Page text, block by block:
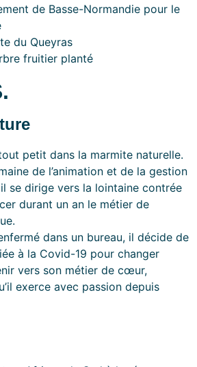
de Basse-Normandie pour le
du Queyras
fruitier planté
petit dans la marmite naturelle.
de l’animation et de la gestion
il se dirige vers la lointaine contrée
durant un an le métier de
dans un bureau, il décide de
à la Covid-19 pour changer
vers son métier de cœur,
exerce avec passion depuis